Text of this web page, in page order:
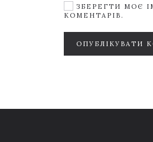
ЗБЕРЕГТИ МОЄ
КОМЕНТАРІВ.
ОПУБЛІКУВАТИ